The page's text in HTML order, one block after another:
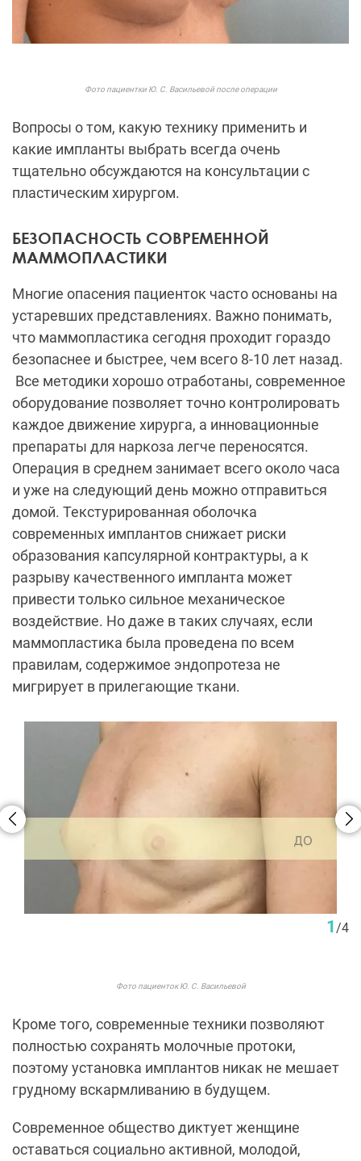
Фото пациентки Ю. С. Васильевой после операции
Вопросы о том, какую технику применить и
какие импланты выбрать всегда очень
тщательно обсуждаются на консультации с
пластическим хирургом.
БЕЗОПАСНОСТЬ СОВРЕМЕННОЙ
МАММОПЛАСТИКИ
Многие опасения пациенток часто основаны на
устаревших представлениях. Важно понимать,
что маммопластика сегодня проходит гораздо
безопаснее и быстрее, чем всего 8-10 лет назад.
Все методики хорошо отработаны, современное
оборудование позволяет точно контролировать
каждое движение хирурга, а инновационные
препараты для наркоза легче переносятся.
Операция в среднем занимает всего около часа
и уже на следующий день можно отправиться
домой. Текстурированная оболочка
современных имплантов снижает риски
образования капсулярной контрактуры, а к
разрыву качественного импланта может
привести только сильное механическое
воздействие. Но даже в таких случаях, если
маммопластика была проведена по всем
правилам, содержимое эндопротеза не
мигрирует в прилегающие ткани.
1 /4
Фото пациенток Ю. С. Васильевой
Кроме того, современные техники позволяют
полностью сохранять молочные протоки,
поэтому установка имплантов никак не мешает
грудному вскармливанию в будущем.
Современное общество диктует женщине
оставаться социально активной, молодой,